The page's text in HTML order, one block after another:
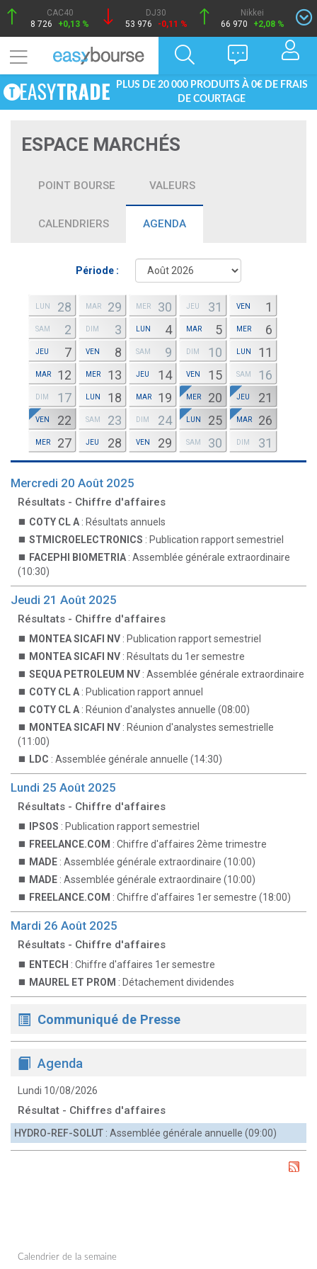
CAC40
8 726
+0,13 %
DJ30
53 976
-0,11 %
Nikkei
66 970
+2,08 %
PLUS DE 20 000 PRODUITS À 0€ DE FRAIS
DE COURTAGE
ESPACE MARCHÉS
POINT BOURSE VALEURS
CALENDRIERS AGENDA
Période :
LUN 28 MAR 29 MER 30 JEU 31 VEN 1
SAM 2 DIM 3 LUN 4 MAR 5 MER 6
JEU 7 VEN 8 SAM 9 DIM 10 LUN 11
MAR 12 MER 13 JEU 14 VEN 15 SAM 16
DIM 17 LUN 18 MAR 19 MER 20 JEU 21
VEN 22 SAM 23 DIM 24 LUN 25 MAR 26
MER 27 JEU 28 VEN 29 SAM 30 DIM 31
Mercredi 20 Août 2025
Résultats - Chiffre d'affaires
COTY CL A : Résultats annuels
STMICROELECTRONICS : Publication rapport semestriel
FACEPHI BIOMETRIA : Assemblée générale extraordinaire
(10:30)
Jeudi 21 Août 2025
Résultats - Chiffre d'affaires
MONTEA SICAFI NV : Publication rapport semestriel
MONTEA SICAFI NV : Résultats du 1er semestre
SEQUA PETROLEUM NV : Assemblée générale extraordinaire
COTY CL A : Publication rapport annuel
COTY CL A : Réunion d'analystes annuelle (08:00)
MONTEA SICAFI NV : Réunion d'analystes semestrielle
(11:00)
LDC : Assemblée générale annuelle (14:30)
Lundi 25 Août 2025
Résultats - Chiffre d'affaires
IPSOS : Publication rapport semestriel
FREELANCE.COM : Chiffre d'affaires 2ème trimestre
MADE : Assemblée générale extraordinaire (10:00)
MADE : Assemblée générale extraordinaire (10:00)
FREELANCE.COM : Chiffre d'affaires 1er semestre (18:00)
Mardi 26 Août 2025
Résultats - Chiffre d'affaires
ENTECH : Chiffre d'affaires 1er semestre
MAUREL ET PROM : Détachement dividendes
Communiqué de Presse
Agenda
Lundi 10/08/2026
Résultat - Chiffres d'affaires
HYDRO-REF-SOLUT : Assemblée générale annuelle (09:00)
Calendrier de la semaine